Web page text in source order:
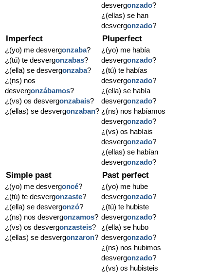
desvergonzado?
¿(ellas) se han
desvergonzado?
Imperfect
¿(yo) me desvergonzaba?
¿(tú) te desvergonzabas?
¿(ella) se desvergonzaba?
¿(ns) nos
desvergonzábamos?
¿(vs) os desvergonzabais?
¿(ellas) se desvergonzaban?
Pluperfect
¿(yo) me había
desvergonzado?
¿(tú) te habías
desvergonzado?
¿(ella) se había
desvergonzado?
¿(ns) nos habíamos
desvergonzado?
¿(vs) os habíais
desvergonzado?
¿(ellas) se habían
desvergonzado?
Simple past
¿(yo) me desvergoncé?
¿(tú) te desvergonzaste?
¿(ella) se desvergonzó?
¿(ns) nos desvergonzamos?
¿(vs) os desvergonzasteis?
¿(ellas) se desvergonzaron?
Past perfect
¿(yo) me hube
desvergonzado?
¿(tú) te hubiste
desvergonzado?
¿(ella) se hubo
desvergonzado?
¿(ns) nos hubimos
desvergonzado?
¿(vs) os hubisteis